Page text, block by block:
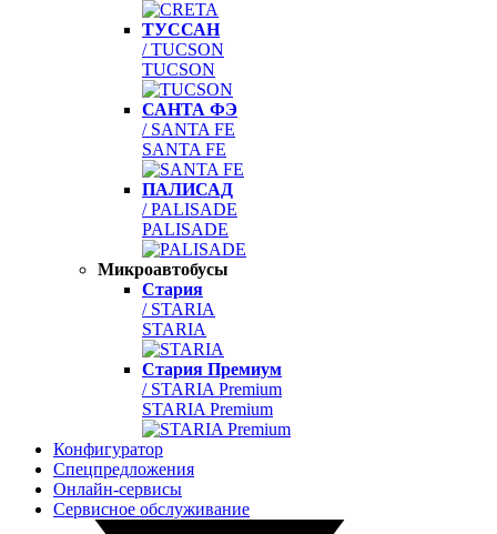
ТУССАН
/ TUCSON
TUCSON
САНТА ФЭ
/ SANTA FE
SANTA FE
ПАЛИСАД
/ PALISADE
PALISADE
Микроавтобусы
Стария
/ STARIA
STARIA
Стария Премиум
/ STARIA Premium
STARIA Premium
Конфигуратор
Спецпредложения
Онлайн-сервисы
Сервисное обслуживание